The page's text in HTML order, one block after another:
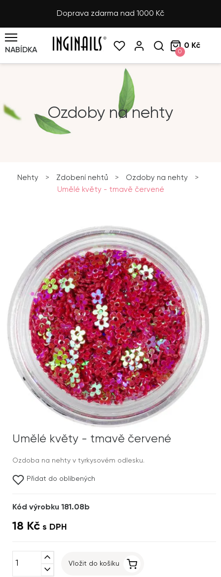
Doprava zdarma nad 1000 Kč
NABÍDKA 0
0 Kč
Ozdoby na nehty
Nehty > Zdobení nehtů > Ozdoby na nehty
>
Umělé květy - tmavě červené
Umělé květy - tmavě červené
Ozdoba na nehty v tyrkysovém odlesku.
Přidat do oblíbených
Kód výrobku 181.08b
18 Kč s DPH
expand_less
expand_more
Vložit do košíku